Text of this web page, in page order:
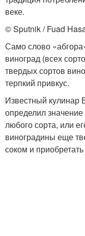
веке.
© Sputnik / Fuad
Само слово
виноград (всех
твердых сортов
терпкий привкус.
Известный кулинар
определил
любого сорта, или
виноградины еще
соком и